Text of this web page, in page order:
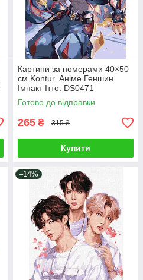
Картини за номерами 40×50
см Kontur. Аніме Геншин
Імпакт Ітто. DS0471
Готово до відправки
265 ₴ 315 ₴
Купити
–14%